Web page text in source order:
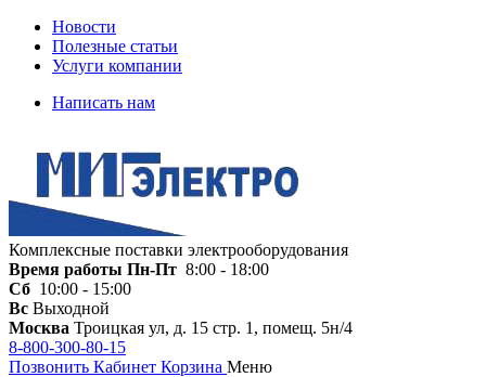
Новости
Полезные статьи
Услуги компании
Написать нам
Комплексные поставки электрооборудования
Время работы Пн-Пт 8:00 - 18:00
Сб 10:00 - 15:00
Вс Выходной
Москва Троицкая ул, д. 15 стр. 1, помещ. 5н/4
8-800-300-80-15
Позвонить Кабинет Корзина Меню